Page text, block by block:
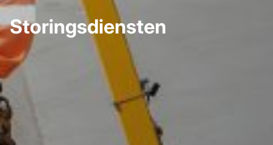
Storingsdiensten